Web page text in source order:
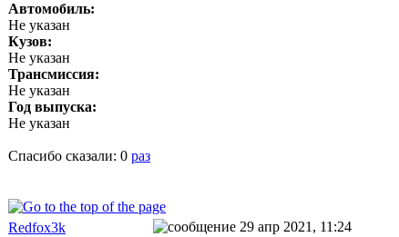
Автомобиль:
Не указан
Кузов:
Не указан
Трансмиссия:
Не указан
Год выпуска:
Не указан
Спасибо сказали: 0 раз
Redfox3k 29 апр 2021, 11:24